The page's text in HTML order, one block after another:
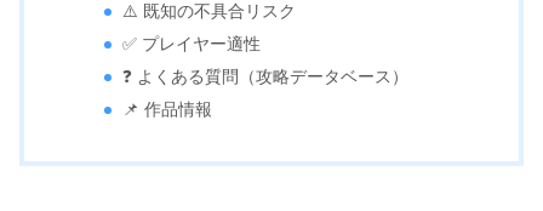
⚠️ 既知の不具合リスク
✅ プレイヤー適性
❓ よくある質問（攻略データベース）
📌 作品情報